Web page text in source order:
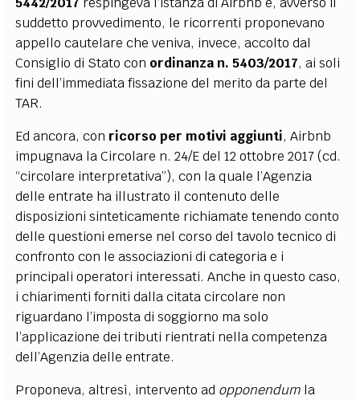
suddetto provvedimento, le ricorrenti proponevano
appello cautelare che veniva, invece, accolto dal
Consiglio di Stato con ordinanza n. 5403/2017, ai soli
fini dell’immediata fissazione del merito da parte del
TAR.
Ed ancora, con ricorso per motivi aggiunti, Airbnb
impugnava la Circolare n. 24/E del 12 ottobre 2017 (cd.
“circolare interpretativa”), con la quale l’Agenzia
delle entrate ha illustrato il contenuto delle
disposizioni sinteticamente richiamate tenendo conto
delle questioni emerse nel corso del tavolo tecnico di
confronto con le associazioni di categoria e i
principali operatori interessati. Anche in questo caso,
i chiarimenti forniti dalla citata circolare non
riguardano l’imposta di soggiorno ma solo
l’applicazione dei tributi rientrati nella competenza
dell’Agenzia delle entrate.
Proponeva, altresì, intervento ad opponendum la